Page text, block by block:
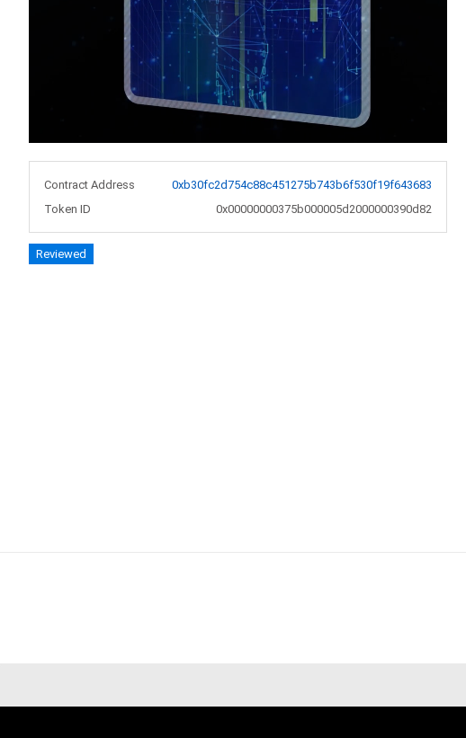
Contract Address
0xb30fc2d754c88c451275b743b6f530f19f643683
Token ID
0x00000000375b000005d2000000390d82
Reviewed